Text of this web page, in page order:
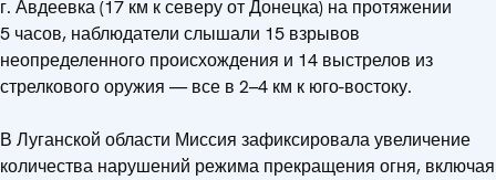
г. Авдеевка (17 км к северу от Донецка) на протяжении
5 часов, наблюдатели слышали 15 взрывов
неопределенного происхождения и 14 выстрелов из
стрелкового оружия — все в 2–4 км к юго-востоку.
В Луганской области Миссия зафиксировала увеличение
количества нарушений режима прекращения огня, включая